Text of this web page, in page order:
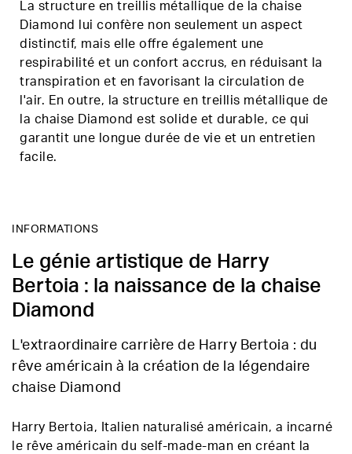
La structure en treillis métallique de la chaise
Diamond lui confère non seulement un aspect
distinctif, mais elle offre également une
respirabilité et un confort accrus, en réduisant la
transpiration et en favorisant la circulation de
l'air. En outre, la structure en treillis métallique de
la chaise Diamond est solide et durable, ce qui
garantit une longue durée de vie et un entretien
facile.
INFORMATIONS
Le génie artistique de Harry
Bertoia : la naissance de la chaise
Diamond
L'extraordinaire carrière de Harry Bertoia : du
rêve américain à la création de la légendaire
chaise Diamond
Harry Bertoia, Italien naturalisé américain, a incarné
le rêve américain du self-made-man en créant la